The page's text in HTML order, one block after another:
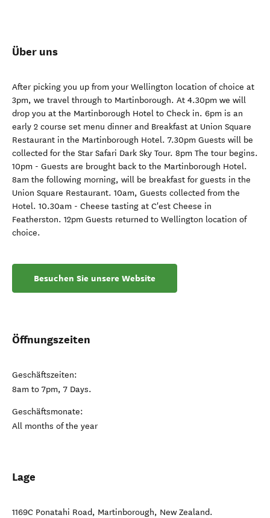
Über uns
After picking you up from your Wellington location of choice at
3pm, we travel through to Martinborough. At 4.30pm we will
drop you at the Martinborough Hotel to Check in. 6pm is an
early 2 course set menu dinner and Breakfast at Union Square
Restaurant in the Martinborough Hotel. 7.30pm Guests will be
collected for the Star Safari Dark Sky Tour. 8pm The tour begins.
10pm - Guests are brought back to the Martinborough Hotel.
8am the following morning, will be breakfast for guests in the
Union Square Restaurant. 10am, Guests collected from the
Hotel. 10.30am - Cheese tasting at C'est Cheese in
Featherston. 12pm Guests returned to Wellington location of
choice.
Besuchen Sie unsere Website
Öffnungszeiten
Geschäftszeiten:
8am to 7pm, 7 Days.
Geschäftsmonate:
All months of the year
Lage
1169C Ponatahi Road, Martinborough, New Zealand.